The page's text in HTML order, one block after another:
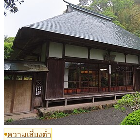
ความเสี่ยงต่ำ